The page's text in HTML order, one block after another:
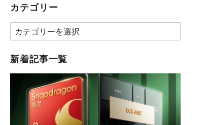
カテゴリー
カ
テ
ゴ
新着記事一覧